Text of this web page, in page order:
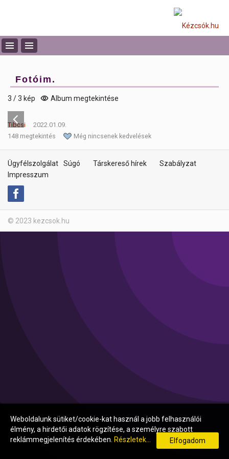
Fotóim.
3 / 3 kép Album megtekintése
Tibcsi
2022.01.09.
148 megtekintés
Még nincsenek kedvelések
Ügyfélszolgálat Súgó Társkereső hírek
Szabályzat
Impresszum
© 2023 kezcsok.hu
Weboldalunk sütiket/cookie-kat használ a jobb felhasználói
élmény, a hirdetői adatok rögzítése, a személyre szabott
reklámmegjelenítés érdekében. Részletek... Elfogadom